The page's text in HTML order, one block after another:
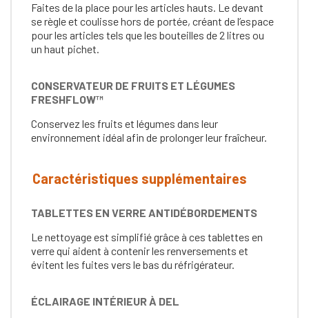
Faites de la place pour les articles hauts. Le devant
se règle et coulisse hors de portée, créant de l’espace
pour les articles tels que les bouteilles de 2 litres ou
un haut pichet.
CONSERVATEUR DE FRUITS ET LÉGUMES
FRESHFLOW™
Conservez les fruits et légumes dans leur
environnement idéal afin de prolonger leur fraîcheur.
Caractéristiques supplémentaires
TABLETTES EN VERRE ANTIDÉBORDEMENTS
Le nettoyage est simplifié grâce à ces tablettes en
verre qui aident à contenir les renversements et
évitent les fuites vers le bas du réfrigérateur.
ÉCLAIRAGE INTÉRIEUR À DEL